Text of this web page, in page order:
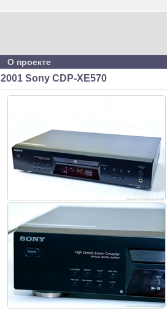
О проекте
2001 Sony CDP-XE570